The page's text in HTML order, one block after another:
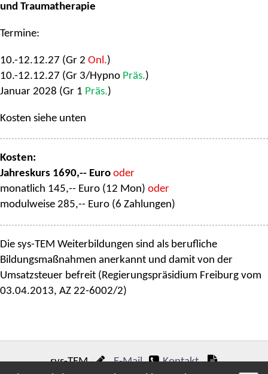
und Traumatherapie
Termine:
10.-12.12.27 (Gr 2 Onl.)
10.-12.12.27 (Gr 3/Hypno Präs.)
Januar 2028 (Gr 1 Präs.)
Kosten siehe unten
Kosten:
Jahreskurs 1690,-- Euro oder
monatlich 145,-- Euro (12 Mon) oder
modulweise 285,-- Euro (6 Zahlungen)
Die sys-TEM Weiterbildungen sind als berufliche
Bildungsmaßnahmen anerkannt und damit von der
Umsatzsteuer befreit (Regierungspräsidium Freiburg vom
03.04.2013, AZ 22-6002/2)
sys-TEM E-Mail
Kontakt